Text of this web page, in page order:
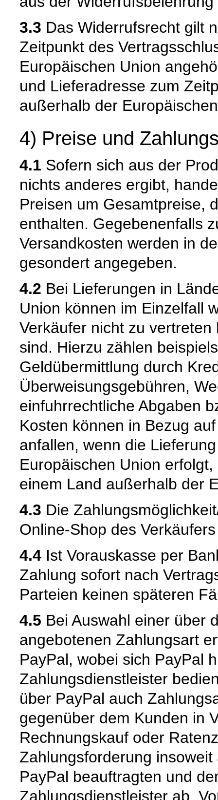
3.3 Das Widerrufsrecht gilt
Zeitpunkt des
Europäischen Union
und Lieferadresse zum
außerhalb der
4) Preise und
4.1 Sofern sich aus der
nichts anderes ergibt,
Preisen um Gesamtpreise,
enthalten. Gegebenenfalls
Versandkosten werden in
gesondert angegeben.
4.2 Bei Lieferungen in
Union können im Einzelfall
Verkäufer nicht zu
sind. Hierzu zählen
Geldübermittlung durch
Überweisungsgebühren,
einfuhrrechtliche Abgaben
Kosten können in Bezug
anfallen, wenn die
Europäischen Union
einem Land außerhalb der
4.3 Die
Online-Shop des
4.4 Ist Vorauskasse per
Zahlung sofort nach
Parteien keinen späteren
4.5 Bei Auswahl einer über
angebotenen Zahlungsart
PayPal, wobei sich PayPal
Zahlungsdienstleister
über PayPal auch
gegenüber dem Kunden in
Rechnungskauf oder
Zahlungsforderung
PayPal beauftragten und
Zahlungsdienstleister ab.